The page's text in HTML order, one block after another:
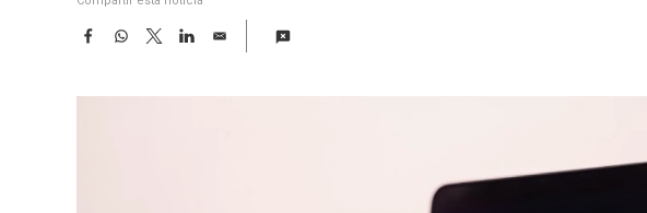
F
e
W
t
T
w
t
L
k
E
i